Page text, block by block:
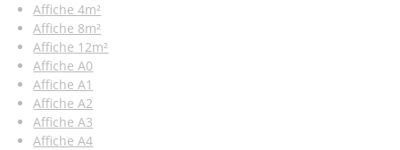
Affiche 4m²
Affiche 8m²
Affiche 12m²
Affiche A0
Affiche A1
Affiche A2
Affiche A3
Affiche A4